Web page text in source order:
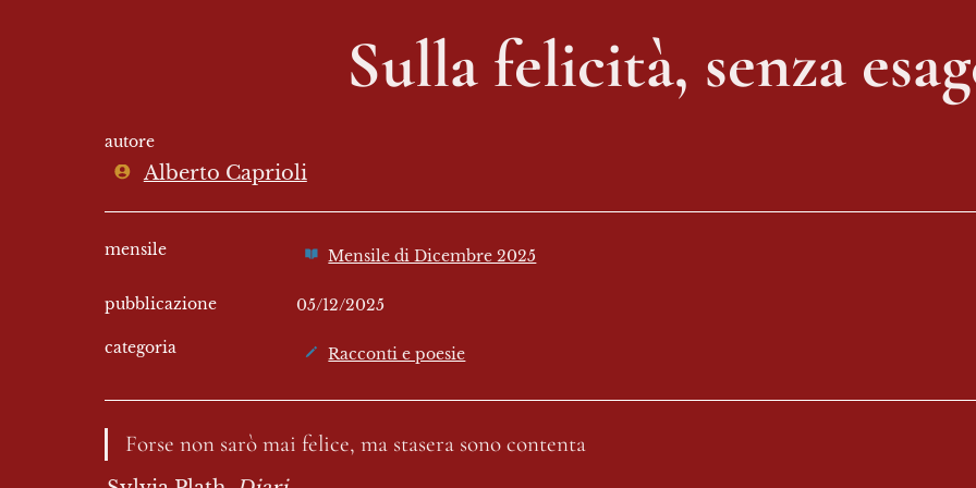
Sulla felicità, senza
autore
Alberto Caprioli
mensile Mensile di Dicembre 2025
pubblicazione 05/12/2025
categoria Racconti e poesie
Forse non sarò mai felice, ma stasera sono contenta